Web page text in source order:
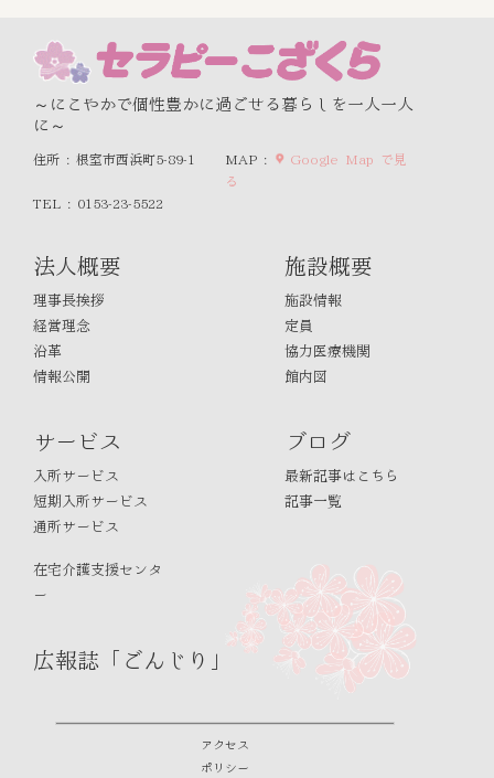
～にこやかで個性豊かに過ごせる暮らしを一人一人
に～
住所 : 根室市西浜町5-89-1 MAP :
Google Map で見
る
TEL : 0153-23-5522
法人概要
理事長挨拶
経営理念
沿革
情報公開
施設概要
施設情報
定員
協力医療機関
館内図
サービス
入所サービス
短期入所サービス
通所サービス
在宅介護支援センタ
ー
ブログ
最新記事はこちら
記事一覧
広報誌「ごんじり」
アクセス
ポリシー